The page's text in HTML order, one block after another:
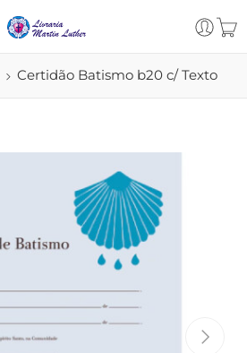
Certidão Batismo b20 c/ Texto